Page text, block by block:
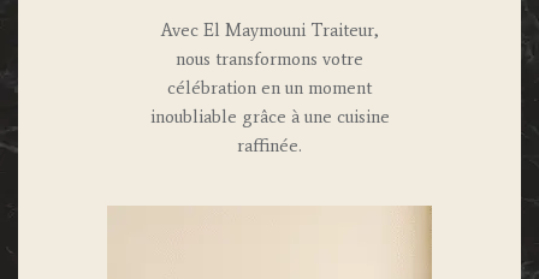
Avec El Maymouni Traiteur,
nous transformons votre
célébration en un moment
inoubliable grâce à une cuisine
raffinée.